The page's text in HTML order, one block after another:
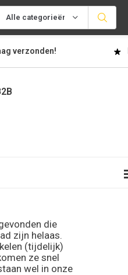
Alle categorieën
verzonden!
die
zijn helaas.
(tijdelijk)
ze snel
wel in onze